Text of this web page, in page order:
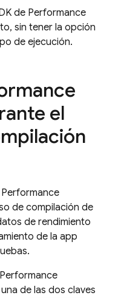
de Performance
sin tener la opción
de ejecución.
el
Performance
de compilación de
de rendimiento
de la app
Performance
de las dos claves